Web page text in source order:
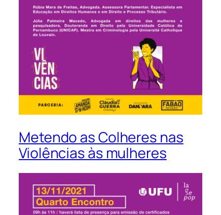
Metendo as Colheres nas
Violências às mulheres